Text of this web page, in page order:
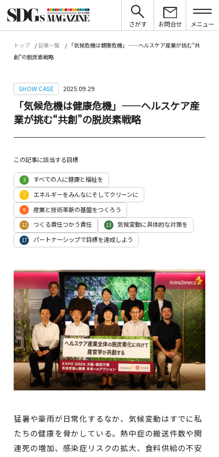
さがす お問合せ メニュー
トップ 記事一覧
「気候危機は健康危機」——ヘルスケア産業が挑む“共
創”の脱炭素戦略
SHOW CASE 2025.09.29
「気候危機は健康危機」——ヘルスケア産
業が挑む“共創”の脱炭素戦略
この記事に該当する目標
3 すべての人に健康と福祉を
7 エネルギーをみんなにそしてクリーンに
9 産業と技術革新の基盤をつくろう
12 つくる責任つかう責任 13 気候変動に具体的な対策を
17 パートナーシップで目標を達成しよう
猛暑や豪雨が日常化するなか、気候変動はすでに私
たちの健康を脅かしている。熱中症の搬送件数や関
連死の増加、感染症リスクの拡大、食料供給の不安